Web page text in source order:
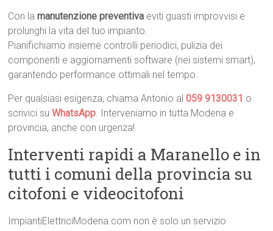
Con lamanutenzione preventiva eviti guasti improvvisi e
prolunghi la vita del tuo impianto.
Pianifichiamo insieme controlli periodici, pulizia dei
componenti e aggiornamenti software (nei sistemi smart),
garantendo performance ottimali nel tempo.
Per qualsiasi esigenza, chiama Antonio al059 9130031 o
scrivici suWhatsApp. Interveniamo in tutta Modena e
provincia, anche con urgenza!
Interventi rapidi a Maranello e in
tutti i comuni della provincia su
citofoni e videocitofoni
ImpiantiElettriciModena.com non è solo un servizio